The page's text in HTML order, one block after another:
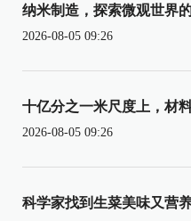
纳米制造，探索微观世界
2026-08-05 09:26
十亿分之一米尺度上，材
2026-08-05 09:26
科学家找到生菜美味又营